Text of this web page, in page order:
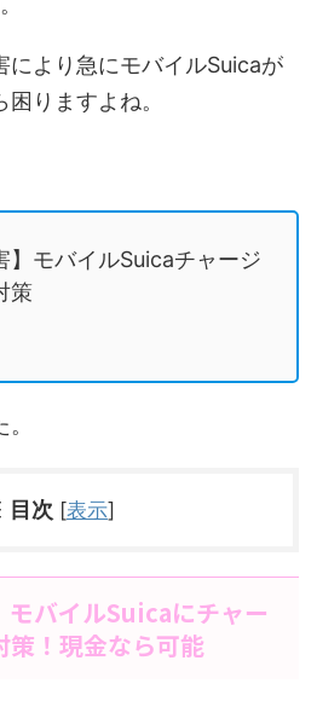
により急にモバイルSuicaが
りますよね。
】モバイルSuicaチャージ
策
目次 [表示]
モバイルSuicaにチャー
策！現金なら可能